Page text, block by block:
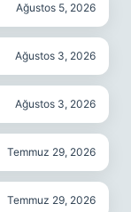
Ağustos 5, 2026
Ağustos 3, 2026
Ağustos 3, 2026
Temmuz 29, 2026
Temmuz 29, 2026